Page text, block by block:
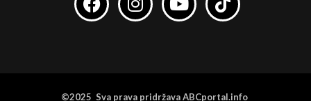
©2025 Sva prava pridržava ABCportal.info